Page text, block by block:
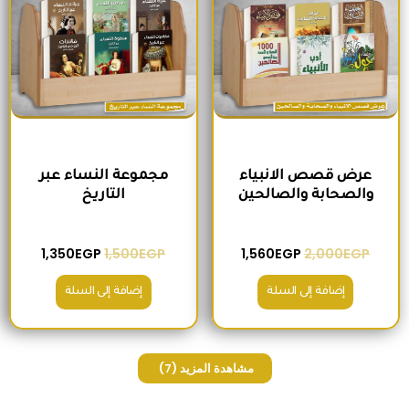
عرض قصص الانبياء
والصحابة والصالحين
2,000EGP
1,560EGP
إضافة إلى السلة
مجموعة النساء عبر
التاريخ
1,500EGP
1,350EGP
إضافة إلى السلة
مشاهدة المزيد (7)